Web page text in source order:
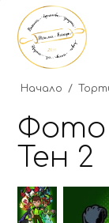
Начало /
Тен 2